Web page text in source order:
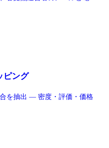
ピング
を抽出 — 密度・評価・価格